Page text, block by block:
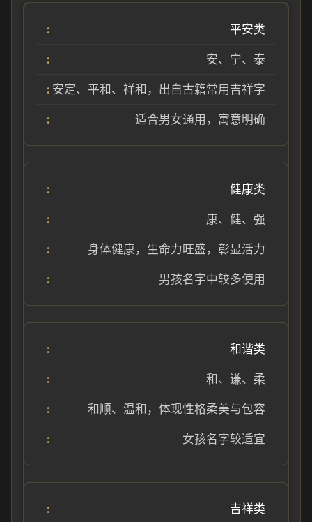
平安类
安、宁、泰
安定、平和、祥和，出自古籍常用吉祥字
适合男女通用，寓意明确
健康类
康、健、强
身体健康，生命力旺盛，彰显活力
男孩名字中较多使用
和谐类
和、谦、柔
和顺、温和，体现性格柔美与包容
女孩名字较适宜
吉祥类